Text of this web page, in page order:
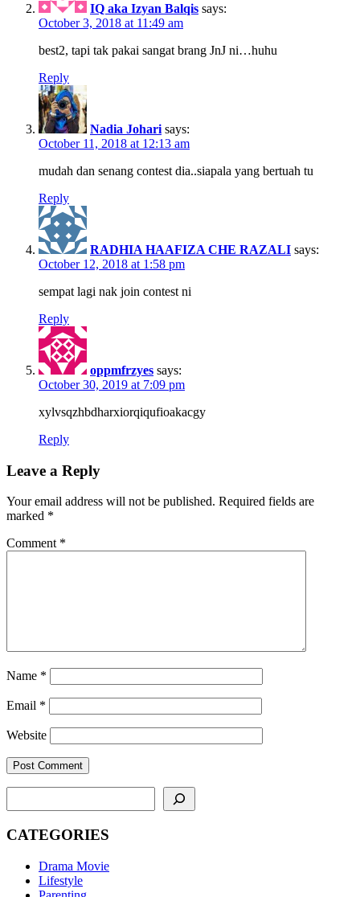
IQ aka Izyan Balqis says:
October 3, 2018 at 11:49 am
best2, tapi tak pakai sangat brang JnJ ni…huhu
Reply
Nadia Johari says:
October 11, 2018 at 12:13 am
mudah dan senang contest dia..siapala yang bertuah tu
Reply
RADHIA HAAFIZA CHE RAZALI says:
October 12, 2018 at 1:58 pm
sempat lagi nak join contest ni
Reply
oppmfrzyes says:
October 30, 2019 at 7:09 pm
xylvsqzhbdharxiorqiqufioakacgy
Reply
Leave a Reply
Your email address will not be published. Required fields are
marked *
Comment *
Name *
Email *
Website
CATEGORIES
Drama Movie
Lifestyle